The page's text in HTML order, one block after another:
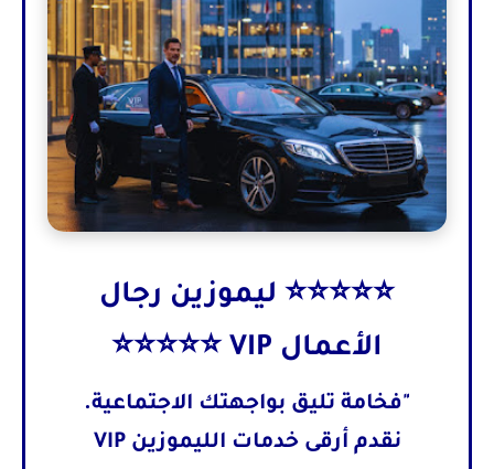
⭐⭐⭐⭐⭐ ليموزين رجال
الأعمال VIP ⭐⭐⭐⭐⭐
"فخامة تليق بواجهتك الاجتماعية.
نقدم أرقى خدمات الليموزين VIP